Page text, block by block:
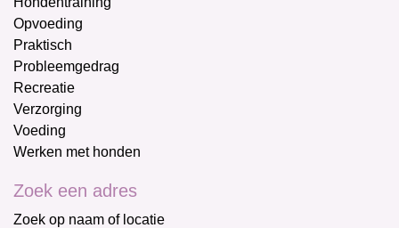
Opvoeding
Praktisch
Probleemgedrag
Recreatie
Verzorging
Voeding
Werken met honden
Zoek een adres
Zoek op naam of locatie